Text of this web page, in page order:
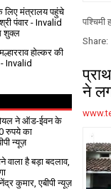
पश्चिमी
Share:
ने
लिए मंत्रालय पहुंचे
पंवार - Invalid
शुक्ल
होल्कर की
- Invalid
गोयल ने ऑड-ईवन के
रुपये का
न्यूज़
वाला है बड़ा बदलाव,
कुमार, एबीपी न्यूज़